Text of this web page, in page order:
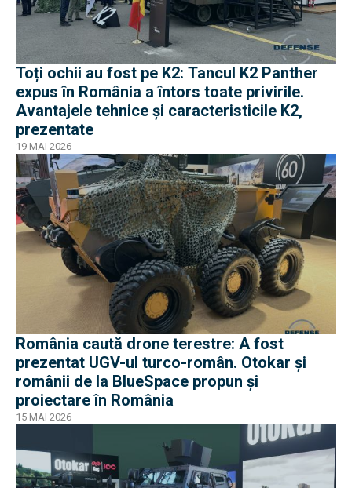
Toți ochii au fost pe K2: Tancul K2 Panther
expus în România a întors toate privirile.
Avantajele tehnice și caracteristicile K2,
prezentate
19 MAI 2026
România caută drone terestre: A fost
prezentat UGV-ul turco-român. Otokar și
românii de la BlueSpace propun și
proiectare în România
15 MAI 2026